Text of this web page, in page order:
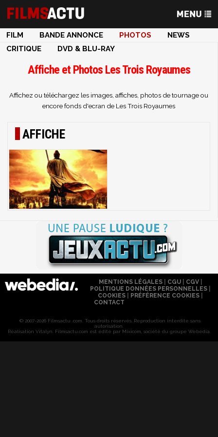
FILM BANDE ANNONCE PHOTOS
NEWS
CRITIQUE
DVD & BLU-RAY
Affiche et Photos Les Trois Royaumes
Affichez ou téléchargez les images, affiches, photos de tournage ou
encore fonds d'ecran de Les Trois Royaumes
AFFICHE
MENTIONS LÉGALES| CGU| CGV|
POLITIQUE DONNÉES PERSONNELLES
COOKIES
PRÉFÉRENCE COOKIES
CONTACT
© 2007-2026 Filmsactu .com. Tous droits réservés. Reproduction interdite sans
autorisation.
Réalisation Vitalyn . Filmsactu .com est édité par Mixicom, société du groupe Webedia.